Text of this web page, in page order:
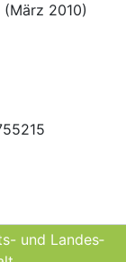
2010)
und Landes­